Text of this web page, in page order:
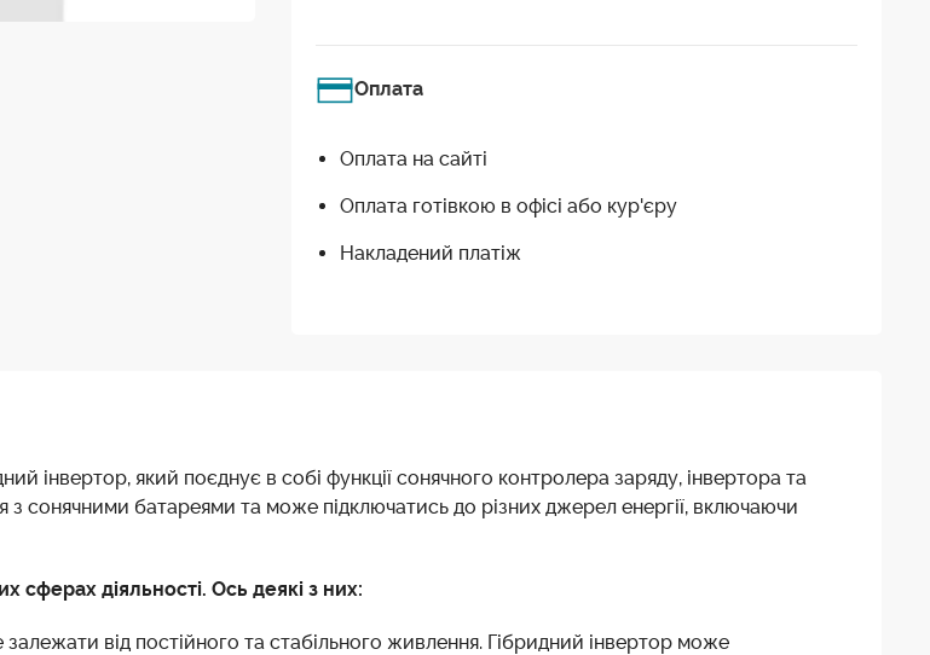
Оплата
Оплата на сайті
Оплата готівкою в офісі або кур'єру
Накладений платіж
інвертор, який поєднує в собі функції сонячного контролера заряду, інвертора та
сонячними батареями та може підключатись до різних джерел енергії, включаючи
сферах діяльності. Ось деякі з них:
від постійного та стабільного живлення. Гібридний інвертор може